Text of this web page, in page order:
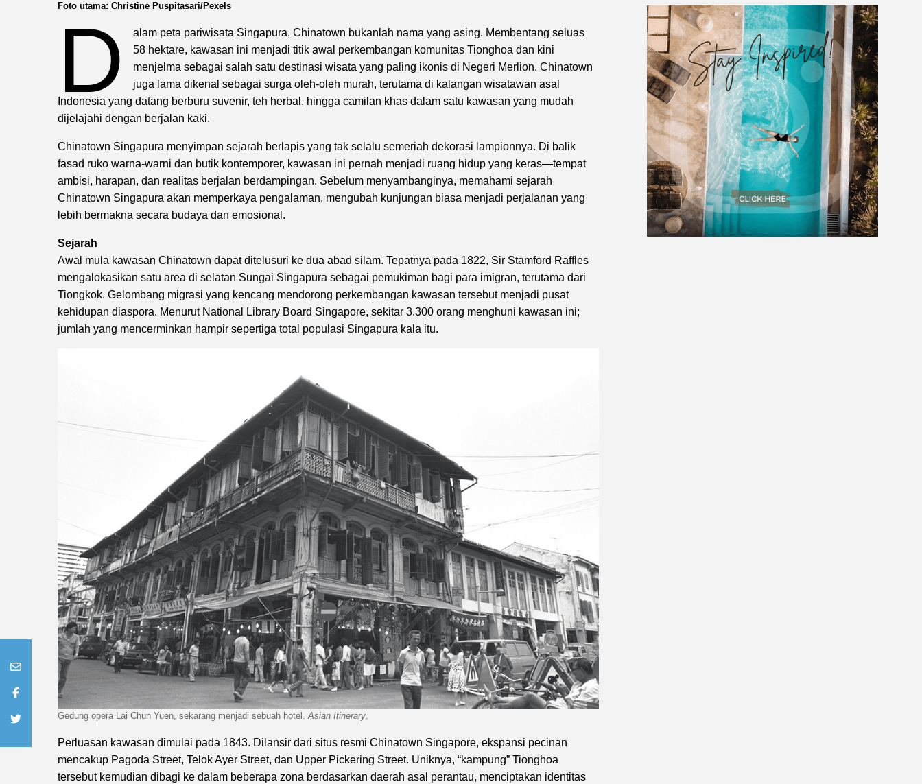
Foto utama: Christine Puspitasari/Pexels
D
alam peta pariwisata Singapura, Chinatown bukanlah nama yang asing. Membentang seluas
58 hektare, kawasan ini menjadi titik awal perkembangan komunitas Tionghoa dan kini
menjelma sebagai salah satu destinasi wisata yang paling ikonis di Negeri Merlion. Chinatown
juga lama dikenal sebagai surga oleh-oleh murah, terutama di kalangan wisatawan asal
Indonesia yang datang berburu suvenir, teh herbal, hingga camilan khas dalam satu kawasan yang mudah
dijelajahi dengan berjalan kaki.
Chinatown Singapura menyimpan sejarah berlapis yang tak selalu semeriah dekorasi lampionnya. Di balik
fasad ruko warna-warni dan butik kontemporer, kawasan ini pernah menjadi ruang hidup yang keras—tempat
ambisi, harapan, dan realitas berjalan berdampingan. Sebelum menyambanginya, memahami sejarah
Chinatown Singapura akan memperkaya pengalaman, mengubah kunjungan biasa menjadi perjalanan yang
lebih bermakna secara budaya dan emosional.
Sejarah
Awal mula kawasan Chinatown dapat ditelusuri ke dua abad silam. Tepatnya pada 1822, Sir Stamford Raffles
mengalokasikan satu area di selatan Sungai Singapura sebagai pemukiman bagi para imigran, terutama dari
Tiongkok. Gelombang migrasi yang kencang mendorong perkembangan kawasan tersebut menjadi pusat
kehidupan diaspora. Menurut National Library Board Singapore, sekitar 3.300 orang menghuni kawasan ini;
jumlah yang mencerminkan hampir sepertiga total populasi Singapura kala itu.
Gedung opera Lai Chun Yuen, sekarang menjadi sebuah hotel.Asian Itinerary.
Perluasan kawasan dimulai pada 1843. Dilansir dari situs resmi Chinatown Singapore, ekspansi pecinan
mencakup Pagoda Street, Telok Ayer Street, dan Upper Pickering Street. Uniknya, “kampung” Tionghoa
tersebut kemudian dibagi ke dalam beberapa zona berdasarkan daerah asal perantau, menciptakan identitas